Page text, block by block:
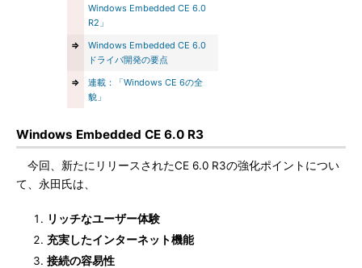
Windows Embedded CE 6.0
R2」
⇒
Windows Embedded CE 6.0
ドライバ開発の要点
⇒
連載：「Windows CE 6の全
貌」
Windows Embedded CE 6.0 R3
今回、新たにリリースされたCE 6.0 R3の強化ポイントについ
て、永田氏は、
リッチなユーザー体験
充実したインターネット機能
接続の容易性